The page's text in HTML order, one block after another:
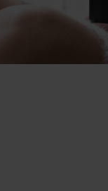
z
związane z
i
Operator